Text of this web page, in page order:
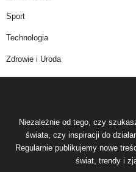
Sport
Technologia
Zdrowie i Uroda
Niezależnie od tego, czy
świata, czy inspiracji do
Regularnie publikujemy nowe
świat, trendy i